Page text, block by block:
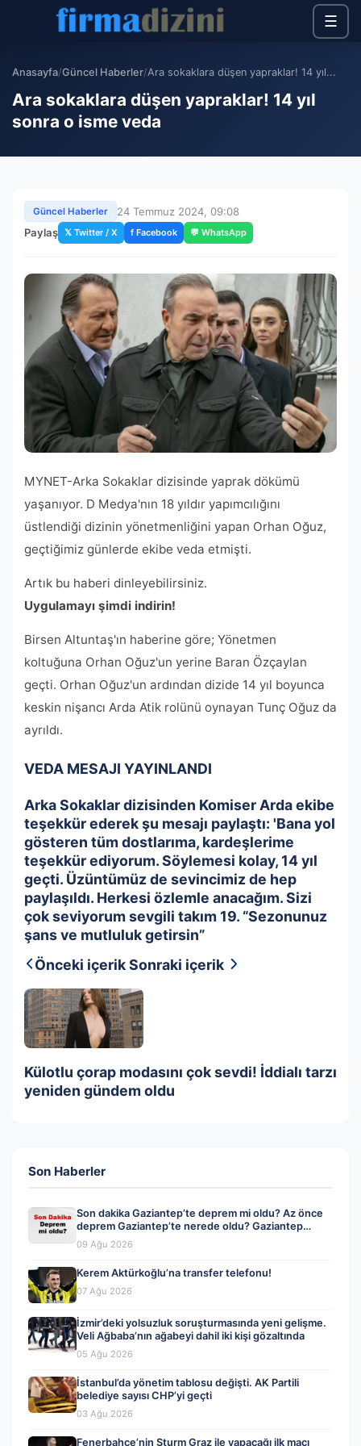
☰
Anasayfa/Güncel Haberler/Ara sokaklara düşen yapraklar! 14 yıl...
Ara sokaklara düşen yapraklar! 14 yıl
sonra o isme veda
Güncel Haberler
24 Temmuz 2024, 09:08
Paylaş 𝕏 Twitter / X f Facebook 💬 WhatsApp
MYNET-Arka Sokaklar dizisinde yaprak dökümü
yaşanıyor. D Medya'nın 18 yıldır yapımcılığını
üstlendiği dizinin yönetmenliğini yapan Orhan Oğuz,
geçtiğimiz günlerde ekibe veda etmişti.
Artık bu haberi dinleyebilirsiniz.
Uygulamayı şimdi indirin!
Birsen Altuntaş'ın haberine göre; Yönetmen
koltuğuna Orhan Oğuz'un yerine Baran Özçaylan
geçti. Orhan Oğuz'un ardından dizide 14 yıl boyunca
keskin nişancı Arda Atik rolünü oynayan Tunç Oğuz da
ayrıldı.
VEDA MESAJI YAYINLANDI
Arka Sokaklar dizisinden Komiser Arda ekibe
teşekkür ederek şu mesajı paylaştı: 'Bana yol
gösteren tüm dostlarıma, kardeşlerime
teşekkür ediyorum. Söylemesi kolay, 14 yıl
geçti. Üzüntümüz de sevincimiz de hep
paylaşıldı. Herkesi özlemle anacağım. Sizi
çok seviyorum sevgili takım 19. “Sezonunuz
şans ve mutluluk getirsin”
Önceki içerikSonraki içerik
Külotlu çorap modasını çok sevdi! İddialı tarzı
yeniden gündem oldu
Son Haberler
Son dakika Gaziantep’te deprem mi oldu? Az önce
deprem Gaziantep’te nerede oldu? Gaziantep
deprem Kandilli ve AFAD son depremler listesi 09
Ağustos 2026
09 Ağu 2026
Kerem Aktürkoğlu’na transfer telefonu!
07 Ağu 2026
İzmir’deki yolsuzluk soruşturmasında yeni gelişme.
Veli Ağbaba’nın ağabeyi dahil iki kişi gözaltında
05 Ağu 2026
İstanbul’da yönetim tablosu değişti. AK Partili
belediye sayısı CHP’yi geçti
03 Ağu 2026
Fenerbahçe’nin Sturm Graz ile yapacağı ilk maçı